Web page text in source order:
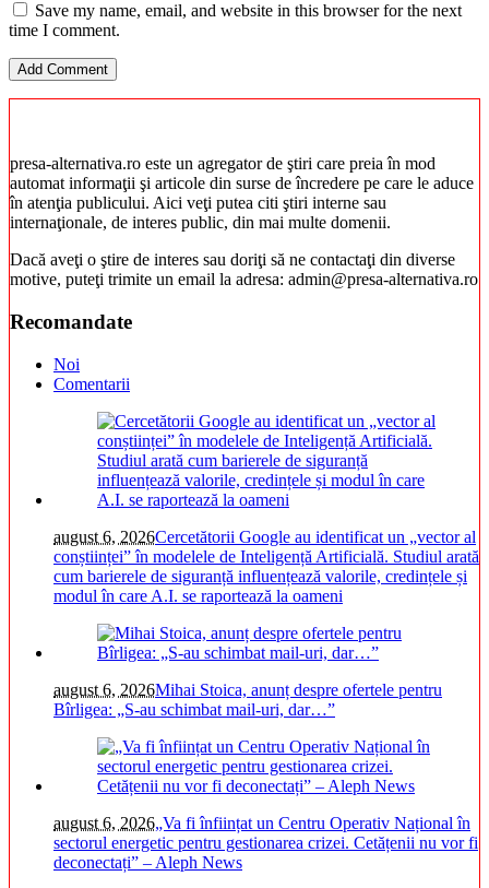
Save my name, email, and website in this browser for the next
time I comment.
presa-alternativa.ro este un agregator de ştiri care preia în mod
automat informaţii şi articole din surse de încredere pe care le aduce
în atenţia publicului. Aici veţi putea citi ştiri interne sau
internaţionale, de interes public, din mai multe domenii.
Dacă aveţi o ştire de interes sau doriţi să ne contactaţi din diverse
motive, puteţi trimite un email la adresa: admin@presa-alternativa.ro
Recomandate
Noi
Comentarii
august 6, 2026Cercetătorii Google au identificat un „vector al
conștiinței” în modelele de Inteligență Artificială. Studiul arată
cum barierele de siguranță influențează valorile, credințele și
modul în care A.I. se raportează la oameni
august 6, 2026Mihai Stoica, anunț despre ofertele pentru
Bîrligea: „S-au schimbat mail-uri, dar…”
august 6, 2026„Va fi înființat un Centru Operativ Național în
sectorul energetic pentru gestionarea crizei. Cetățenii nu vor fi
deconectați” – Aleph News